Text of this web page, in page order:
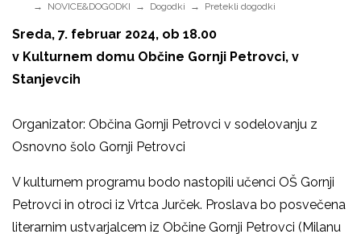
NOVICE&DOGODKI Dogodki Pretekli dogodki
Sreda, 7. februar 2024, ob 18.00
v Kulturnem domu Občine Gornji Petrovci, v
Stanjevcih
Organizator: Občina Gornji Petrovci v sodelovanju z
Osnovno šolo Gornji Petrovci
V kulturnem programu bodo nastopili učenci OŠ Gornji
Petrovci in otroci iz Vrtca Jurček. Proslava bo posvečena
literarnim ustvarjalcem iz Občine Gornji Petrovci (Milanu